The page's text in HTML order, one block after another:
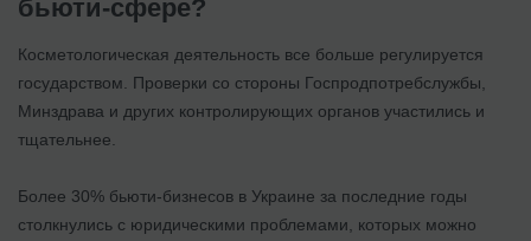
бьюти-сфере?
Косметологическая деятельность все больше регулируется
государством. Проверки со стороны Госпродпотребслужбы,
Минздрава и других контролирующих органов участились и
тщательнее.
Более 30% бьюти-бизнесов в Украине за последние годы
столкнулись с юридическими проблемами, которых можно